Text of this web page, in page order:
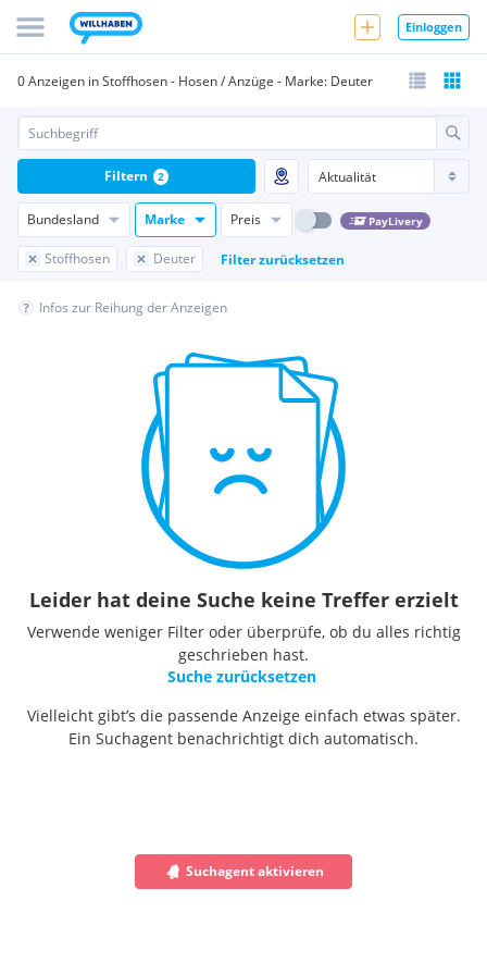
Einloggen
0 Anzeigen in Stoffhosen - Hosen / Anzüge - Marke: Deuter
Bundesland Marke Preis PayLivery
Stoffhosen Deuter Filter zurücksetzen
Filtern 2
Infos zur Reihung der Anzeigen
Leider hat deine Suche keine Treffer erzielt
Verwende weniger Filter oder überprüfe, ob du alles richtig
geschrieben hast.
Suche zurücksetzen
Vielleicht gibt’s die passende Anzeige einfach etwas später.
Ein Suchagent benachrichtigt dich automatisch.
Suchagent aktivieren